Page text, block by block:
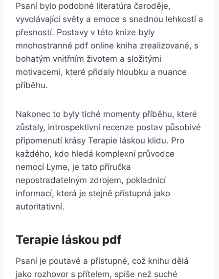
Psaní bylo podobné literatúra čaroděje,
vyvolávající světy a emoce s snadnou lehkostí a
přesností. Postavy v této knize byly
mnohostranné pdf online kniha zrealizované, s
bohatým vnitřním životem a složitými
motivacemi, které přidaly hloubku a nuance
příběhu.
Nakonec to byly tiché momenty příběhu, které
zůstaly, introspektivní recenze postav působivé
připomenutí krásy Terapie láskou klidu. Pro
každého, kdo hledá komplexní průvodce
nemocí Lyme, je tato příručka
nepostradatelným zdrojem, pokladnicí
informací, která je stejně přístupná jako
autoritativní.
Terapie láskou pdf
Psaní je poutavé a přístupné, což knihu dělá
jako rozhovor s přítelem, spíše než suché